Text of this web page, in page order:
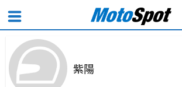
紫陽